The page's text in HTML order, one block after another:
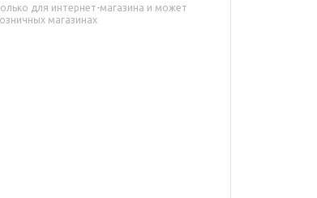
для интернет-магазина и может
магазинах